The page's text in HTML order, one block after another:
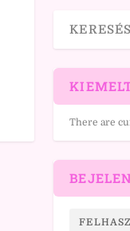
There are